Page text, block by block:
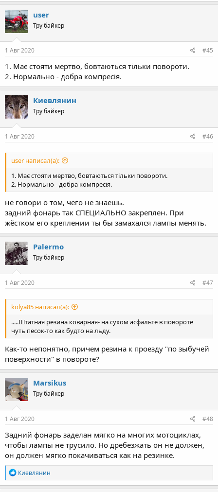
a
c
t
i
o
n
s
user
Тру байкер
1 Авг 2020 #45
1. Має стояти мертво, бовтаються тільки повороти.
2. Нормально - добра компресія.
Киевлянин
Тру байкер
1 Авг 2020 #46
user написал(а):
1. Має стояти мертво, бовтаються тільки повороти.
2. Нормально - добра компресія.
не говори о том, чего не знаешь.
задний фонарь так СПЕЦИАЛЬНО закреплен. При
жёстком его креплении ты бы замахался лампы менять.
Palermo
Тру байкер
1 Авг 2020 #47
kolya85 написал(а):
.....Штатная резина коварная- на сухом асфальте в повороте
чуть песок-то как будто на льду.
Как-то непонятно, причем резина к проезду "по зыбучей
поверхности" в повороте?
Marsikus
Тру байкер
1 Авг 2020 #48
Задний фонарь заделан мягко на многих мотоциклах,
чтобы лампы не трусило. Но дребезжать он не должен,
он должен мягко покачиваться как на резинке.
R
e
a
Киевлянин